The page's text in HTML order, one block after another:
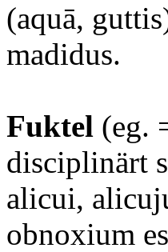
(aquā,
madidus.
Fuktel (eg.
disciplinärt
alicui,
obnoxium